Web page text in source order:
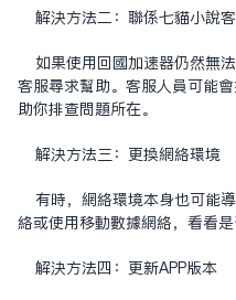
解决方法二：联系七猫小说
如果使用回国加速器仍然无
客服寻求帮助。客服人员可能
助你排查问题所在。
解决方法三：更换网络环境
有时，网络环境本身也可能
络或使用移动数据网络，看看是
解决方法四：更新APP版本